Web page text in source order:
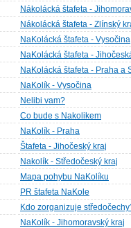
Nákolácká štafeta -
Nákolácká štafeta - Zlínský
NaKolácká štafeta - Vysočina
NaKolácká štafeta -
NaKolácká štafeta - Praha a
NaKolík - Vysočina
Nelibi vam?
Co bude s Nakolikem
NaKolík - Praha
Štafeta - Jihočeský kraj
Nakolík - Středočeský kraj
Mapa pohybu NaKolíku
PR štafeta NaKole
Kdo zorganizuje
NaKolík - Jihomoravský kraj